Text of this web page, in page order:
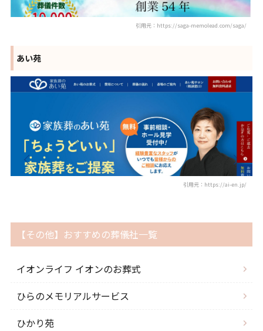
引用元：https://saga-memolead.com/saga/
あい苑
引用元：https://ai-en.jp/
【その他】おすすめの葬儀社一覧
イオンライフ イオンのお葬式
ひらのメモリアルサービス
ひかり苑